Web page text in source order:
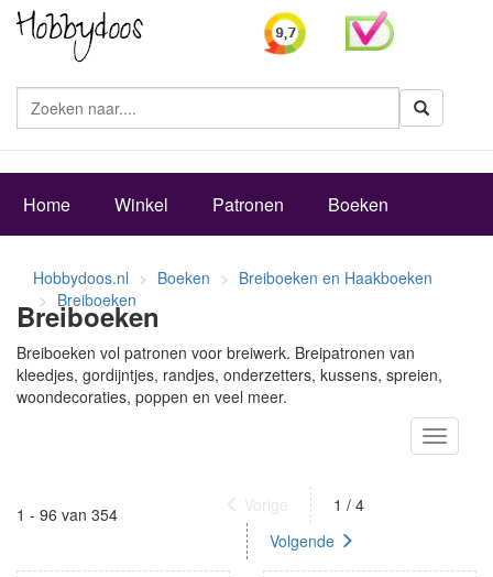
Home Winkel Patronen Boeken
Hobbydoos.nl Boeken
Breiboeken en Haakboeken
Breiboeken
Breiboeken
Breiboeken vol patronen voor breiwerk. Breipatronen van
kleedjes, gordijntjes, randjes, onderzetters, kussens, spreien,
woondecoraties, poppen en veel meer.
Toggle
1 - 96 van 354 Vorige
1 / 4
Volgende